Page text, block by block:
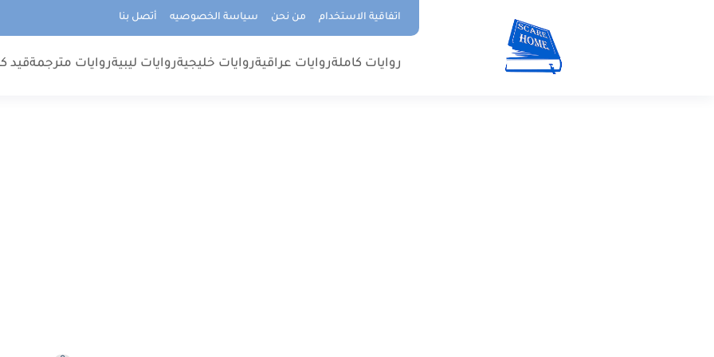
اتفاقية الاستخدام من نحن سياسة الخصوصيه أتصل بنا
روايات كاملةروايات عراقيةروايات خليجيةروايات ليبيةروايات مترجمةقيد